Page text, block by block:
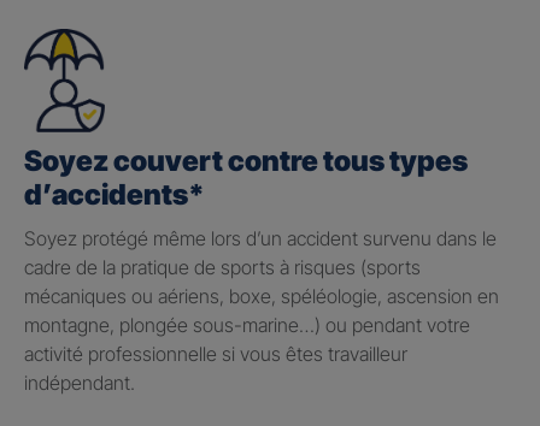
Soyez couvert contre tous types
d’accidents*
Soyez protégé même lors d’un accident survenu dans le
cadre de la pratique de sports à risques (sports
mécaniques ou aériens, boxe, spéléologie, ascension en
montagne, plongée sous-marine…) ou pendant votre
activité professionnelle si vous êtes travailleur
indépendant.